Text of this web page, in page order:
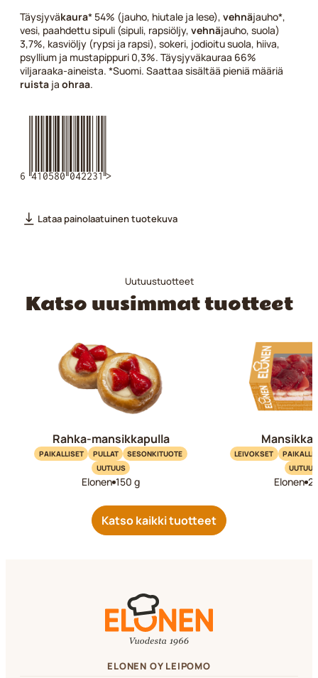
Täysjyväkaura* 54% (jauho, hiutale ja lese), vehnäjauho*,
vesi, paahdettu sipuli (sipuli, rapsiöljy, vehnäjauho, suola)
3,7%, kasviöljy (rypsi ja rapsi), sokeri, jodioitu suola, hiiva,
psyllium ja mustapippuri 0,3%. Täysjyväkauraa 66%
viljaraaka-aineista. *Suomi. Saattaa sisältää pieniä määriä
ruista ja ohraa.
Lataa painolaatuinen tuotekuva
Uutuustuotteet
Katso uusimmat tuotteet
Rahka-mansikkapulla
PAIKALLISET PULLAT
SESONKITUOTE
UUTUUS
Elonen 150 g
LEIVOKSET
UUTUUS
Elonen
Katso kaikki tuotteet
ELONEN OY LEIPOMO